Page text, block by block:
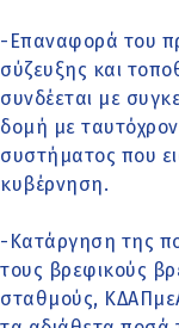
-Επαναφορά του
σύζευξης και
συνδέεται με
δομή με
συστήματος που
κυβέρνηση.
-Κατάργηση της
τους βρεφικούς
σταθμούς,